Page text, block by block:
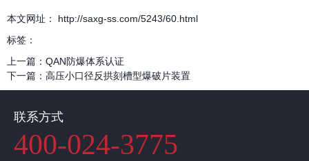
本文网址： http://saxg-ss.com/5243/60.html
标签：
上一篇： QAN防爆体系认证
下一篇： 高压小口径反拱刻槽型爆破片装置
联系方式
400-024-3775